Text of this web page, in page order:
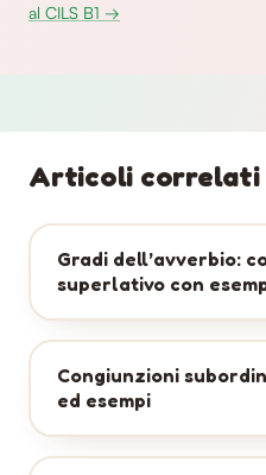
al CILS B1 →
Articoli correlati
Gradi dell’avverbio:
superlativo con
Congiunzioni
ed esempi